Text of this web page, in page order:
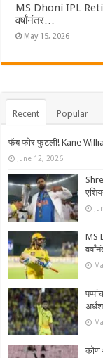
MS Dhoni IPL
वर्षांनंतर…
May 15, 2026
Recent Popular
फॅब फोर फुटली! Kane
June 12, 2026
MS
कोण